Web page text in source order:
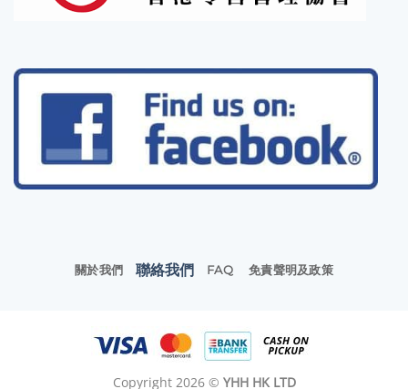
關於我們 聯絡我們 FAQ 免責聲明及政策
Copyright 2026 © YHH HK LTD